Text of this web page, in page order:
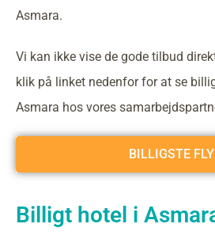
Asmara.
Vi kan ikke vise de gode tilbud
klik på linket nedenfor for at se
Asmara hos vores
BILLIGSTE FLY
Billigt hotel i